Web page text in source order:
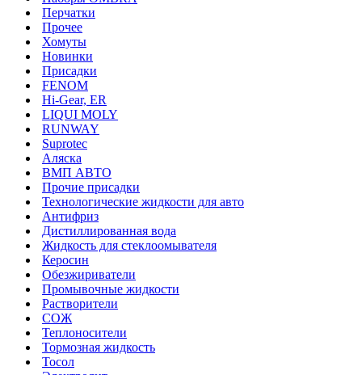
Перчатки
Прочее
Хомуты
Новинки
Присадки
FENOM
Hi-Gear, ER
LIQUI MOLY
RUNWAY
Suprotec
Аляска
ВМП АВТО
Прочие присадки
Технологические жидкости для авто
Антифриз
Дистиллированная вода
Жидкость для стеклоомывателя
Керосин
Обезжириватели
Промывочные жидкости
Растворители
СОЖ
Теплоносители
Тормозная жидкость
Тосол